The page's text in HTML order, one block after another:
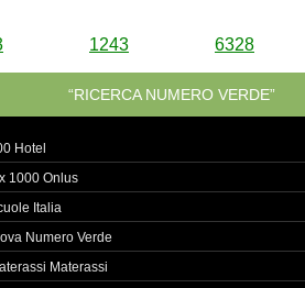
1243 6328
“RICERCA NUMERO VERDE”
Hotel
1000 Onlus
Italia
Numero Verde
Materassi